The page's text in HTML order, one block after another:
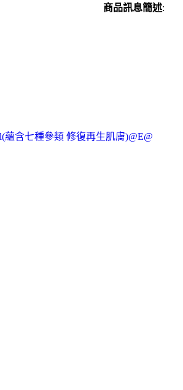
商品訊息簡述:
蘊含七種參類 修復再生肌膚)@E@